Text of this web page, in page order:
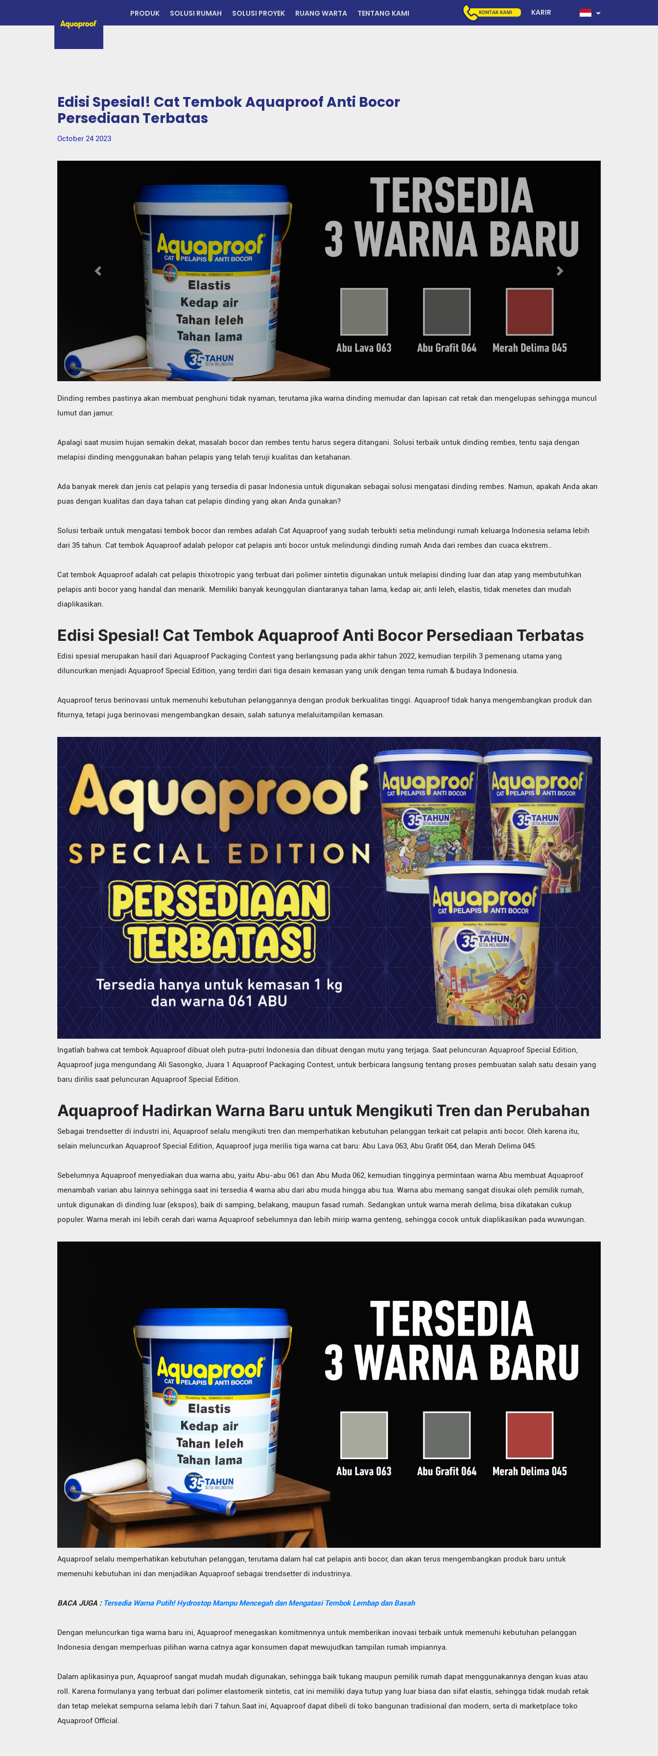
PRODUK SOLUSI RUMAH SOLUSI PROYEK RUANG WARTA TENTANG KAMI KARIR
Edisi Spesial! Cat Tembok Aquaproof Anti Bocor
Persediaan Terbatas
October 24 2023
Previous Next
Dinding rembes pastinya akan membuat penghuni tidak nyaman, terutama jika warna dinding memudar dan lapisan cat retak dan mengelupas sehingga muncul
lumut dan jamur.
Apalagi saat musim hujan semakin dekat, masalah bocor dan rembes tentu harus segera ditangani. Solusi terbaik untuk dinding rembes, tentu saja dengan
melapisi dinding menggunakan bahan pelapis yang telah teruji kualitas dan ketahanan.
Ada banyak merek dan jenis cat pelapis yang tersedia di pasar Indonesia untuk digunakan sebagai solusi mengatasi dinding rembes. Namun, apakah Anda akan
puas dengan kualitas dan daya tahan cat pelapis dinding yang akan Anda gunakan?
Solusi terbaik untuk mengatasi tembok bocor dan rembes adalah Cat Aquaproof yang sudah terbukti setia melindungi rumah keluarga Indonesia selama lebih
dari 35 tahun. Cat tembok Aquaproof adalah pelopor cat pelapis anti bocor untuk melindungi dinding rumah Anda dari rembes dan cuaca ekstrem..
Cat tembok Aquaproof adalah cat pelapis thixotropic yang terbuat dari polimer sintetis digunakan untuk melapisi dinding luar dan atap yang membutuhkan
pelapis anti bocor yang handal dan menarik. Memiliki banyak keunggulan diantaranya tahan lama, kedap air, anti leleh, elastis, tidak menetes dan mudah
diaplikasikan.
Edisi Spesial! Cat Tembok Aquaproof Anti Bocor Persediaan Terbatas
Edisi spesial merupakan hasil dari Aquaproof Packaging Contest yang berlangsung pada akhir tahun 2022, kemudian terpilih 3 pemenang utama yang
diluncurkan menjadi Aquaproof Special Edition, yang terdiri dari tiga desain kemasan yang unik dengan tema rumah & budaya Indonesia.
Aquaproof terus berinovasi untuk memenuhi kebutuhan pelanggannya dengan produk berkualitas tinggi. Aquaproof tidak hanya mengembangkan produk dan
fiturnya, tetapi juga berinovasi mengembangkan desain, salah satunya melaluitampilan kemasan.
Ingatlah bahwa cat tembok Aquaproof dibuat oleh putra-putri Indonesia dan dibuat dengan mutu yang terjaga. Saat peluncuran Aquaproof Special Edition,
Aquaproof juga mengundang Ali Sasongko, Juara 1 Aquaproof Packaging Contest, untuk berbicara langsung tentang proses pembuatan salah satu desain yang
baru dirilis saat peluncuran Aquaproof Special Edition.
Aquaproof Hadirkan Warna Baru untuk Mengikuti Tren dan Perubahan
Sebagai trendsetter di industri ini, Aquaproof selalu mengikuti tren dan memperhatikan kebutuhan pelanggan terkait cat pelapis anti bocor. Oleh karena itu,
selain meluncurkan Aquaproof Special Edition, Aquaproof juga merilis tiga warna cat baru: Abu Lava 063, Abu Grafit 064, dan Merah Delima 045.
Sebelumnya Aquaproof menyediakan dua warna abu, yaitu Abu-abu 061 dan Abu Muda 062, kemudian tingginya permintaan warna Abu membuat Aquaproof
menambah varian abu lainnya sehingga saat ini tersedia 4 warna abu dari abu muda hingga abu tua. Warna abu memang sangat disukai oleh pemilik rumah,
untuk digunakan di dinding luar (ekspos), baik di samping, belakang, maupun fasad rumah. Sedangkan untuk warna merah delima, bisa dikatakan cukup
populer. Warna merah ini lebih cerah dari warna Aquaproof sebelumnya dan lebih mirip warna genteng, sehingga cocok untuk diaplikasikan pada wuwungan.
Aquaproof selalu memperhatikan kebutuhan pelanggan, terutama dalam hal cat pelapis anti bocor, dan akan terus mengembangkan produk baru untuk
memenuhi kebutuhan ini dan menjadikan Aquaproof sebagai trendsetter di industrinya.
BACA JUGA : Tersedia Warna Putih! Hydrostop Mampu Mencegah dan Mengatasi Tembok Lembap dan Basah
Dengan meluncurkan tiga warna baru ini, Aquaproof menegaskan komitmennya untuk memberikan inovasi terbaik untuk memenuhi kebutuhan pelanggan
Indonesia dengan memperluas pilihan warna catnya agar konsumen dapat mewujudkan tampilan rumah impiannya.
Dalam aplikasinya pun, Aquaproof sangat mudah mudah digunakan, sehingga baik tukang maupun pemilik rumah dapat menggunakannya dengan kuas atau
roll. Karena formulanya yang terbuat dari polimer elastomerik sintetis, cat ini memiliki daya tutup yang luar biasa dan sifat elastis, sehingga tidak mudah retak
dan tetap melekat sempurna selama lebih dari 7 tahun.Saat ini, Aquaproof dapat dibeli di toko bangunan tradisional dan modern, serta di marketplace toko
Aquaproof Official.